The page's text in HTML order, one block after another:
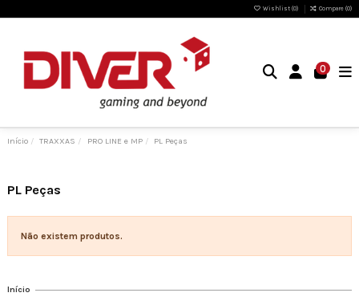
Wishlist (0) Compare (0)
0
Início TRAXXAS PRO LINE e MP PL Peças
PL Peças
Não existem produtos.
Início